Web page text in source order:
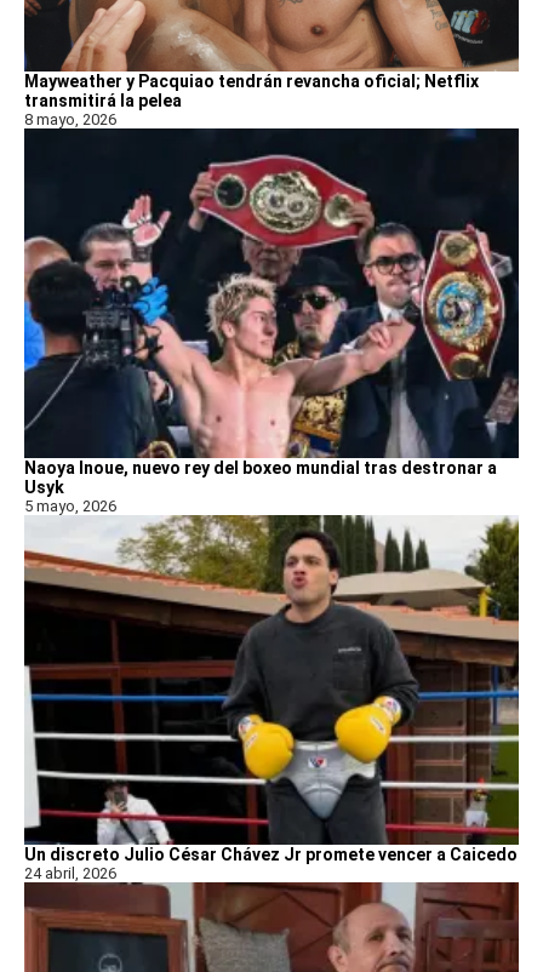
Mayweather y Pacquiao tendrán revancha oficial; Netflix
transmitirá la pelea
8 mayo, 2026
Naoya Inoue, nuevo rey del boxeo mundial tras destronar a
Usyk
5 mayo, 2026
Un discreto Julio César Chávez Jr promete vencer a Caicedo
24 abril, 2026